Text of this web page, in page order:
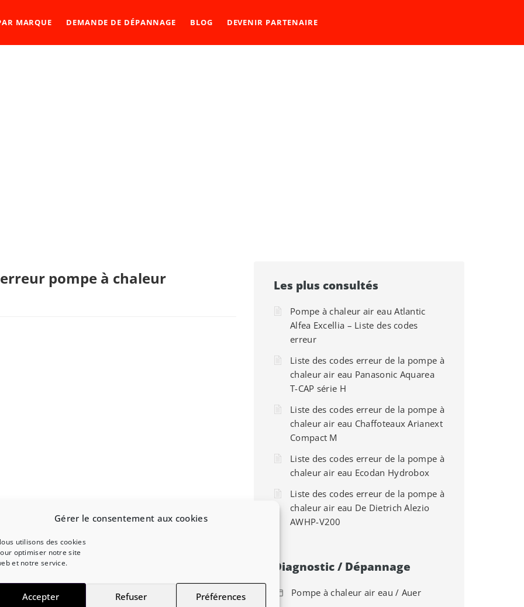
Gérer le consentement aux cookies
utilisons des cookies
optimiser notre site
et notre service.
Accepter Refuser Préférences
MARQUE DEMANDE DE DÉPANNAGE BLOG DEVENIR PARTENAIRE
pompe à chaleur
Les plus consultés
Pompe à chaleur air eau Atlantic
Alfea Excellia – Liste des codes
erreur
Liste des codes erreur de la pompe à
chaleur air eau Panasonic Aquarea
T-CAP série H
Liste des codes erreur de la pompe à
chaleur air eau Chaffoteaux Arianext
Compact M
Liste des codes erreur de la pompe à
chaleur air eau Ecodan Hydrobox
Liste des codes erreur de la pompe à
chaleur air eau De Dietrich Alezio
AWHP-V200
Diagnostic / Dépannage
Pompe à chaleur air eau / Auer